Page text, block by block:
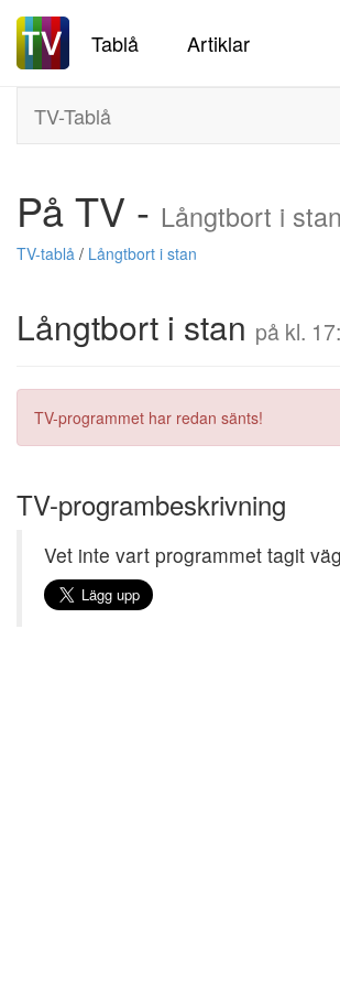
Tablå Artiklar
TV-Tablå
På TV - Långtbort i stan
TV-tablå / Långtbort i stan
Långtbort i stan på kl.
TV-programmet har redan sänts!
TV-programbeskrivning
Vet inte vart programmet tagit